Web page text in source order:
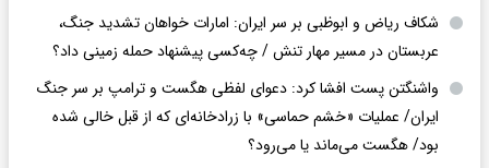
شکاف ریاض و ابوظبی بر سر ایران: امارات خواهان تشدید جنگ،
عربستان در مسیر مهار تنش / چه‌کسی پیشنهاد حمله زمینی داد؟
واشنگتن پست افشا کرد: دعوای لفظی هگست و ترامپ بر سر جنگ
ایران/ عملیات «خشم حماسی» با زرادخانه‌ای که از قبل خالی شده
بود/ هگست می‌ماند یا می‌رود؟